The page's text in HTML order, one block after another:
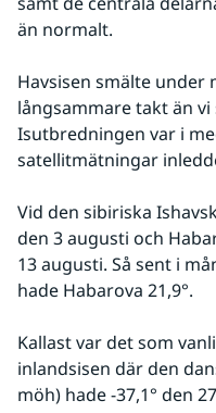
än normalt.
Havsisen smälte under
långsammare takt än
Isutbredningen var i
satellitmätningar
Vid den sibiriska
den 3 augusti och
13 augusti. Så sent i
hade Habarova 21,9°.
Kallast var det som
inlandsisen där den
möh) hade -37,1° den